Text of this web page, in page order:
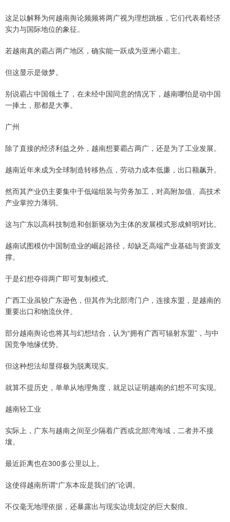
这足以解释为何越南舆论频频将两广视为理想跳板，它们代表着经济
实力与国际地位的象征。
若越南真的霸占两广地区，确实能一跃成为亚洲小霸主。
但这显示是做梦。
别说霸占中国领土了，在未经中国同意的情况下，越南哪怕是动中国
一捧土，那都是大事。
广州
除了直接的经济利益之外，越南想要霸占两广，还是为了工业发展。
越南近年来成为全球制造转移热点，劳动力成本低廉，出口额飙升。
然而其产业仍主要集中于低端组装与劳务加工，对高附加值、高技术
产业掌控力薄弱。
这与广东以高科技制造和创新驱动为主体的发展模式形成鲜明对比。
越南试图模仿中国制造业的崛起路径，却缺乏高端产业基础与资源支
撑。
于是幻想夺得两广即可复制模式。
广西工业虽较广东逊色，但其作为北部湾门户，连接东盟，是越南的
重要出口和物流伙伴。
部分越南舆论也将其与幻想结合，认为“拥有广西可辐射东盟”，与中
国竞争地缘优势。
但这种想法却显得极为脱离现实。
就算不提历史，单单从地理角度，就足以证明越南的幻想不可实现。
越南轻工业
实际上，广东与越南之间至少隔着广西或北部湾海域，二者并不接
壤。
最近距离也在300多公里以上。
这使得越南所谓“广东本应是我们的”论调。
不仅毫无地理依据，还暴露出与现实边境划定的巨大裂痕。